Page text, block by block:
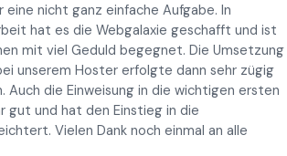
nicht ganz einfache Aufgabe. In
hat es die Webgalaxie geschafft und ist
mit viel Geduld begegnet. Die Umsetzung
unserem Hoster erfolgte dann sehr zügig
die Einweisung in die wichtigen ersten
gut und hat den Einstieg in die
Vielen Dank noch einmal an alle